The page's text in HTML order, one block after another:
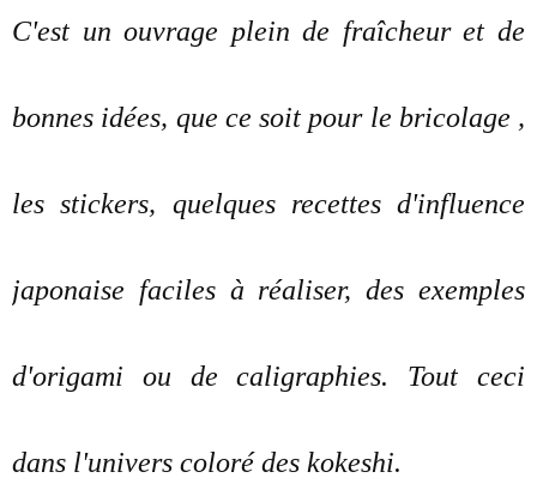
C'est un ouvrage plein de fraîcheur et de
bonnes idées, que ce soit pour le bricolage ,
les stickers, quelques recettes d'influence
japonaise faciles à réaliser, des exemples
d'origami ou de caligraphies. Tout ceci
dans l'univers coloré des kokeshi.